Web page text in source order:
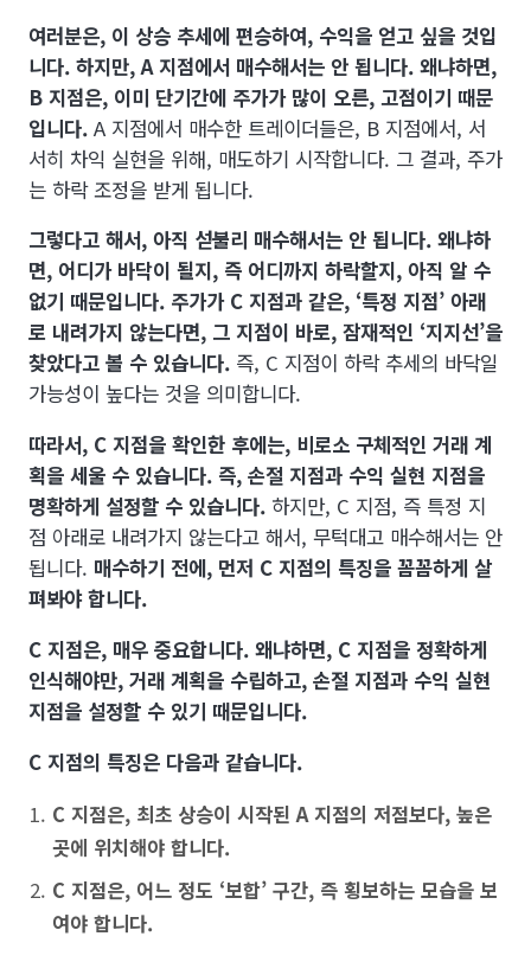
여러분은, 이 상승 추세에 편승하여, 수익을 얻고 싶을 것입
니다. 하지만, A 지점에서 매수해서는 안 됩니다. 왜냐하면,
B 지점은, 이미 단기간에 주가가 많이 오른, 고점이기 때문
입니다. A 지점에서 매수한 트레이더들은, B 지점에서, 서
서히 차익 실현을 위해, 매도하기 시작합니다. 그 결과, 주가
는 하락 조정을 받게 됩니다.
그렇다고 해서, 아직 섣불리 매수해서는 안 됩니다. 왜냐하
면, 어디가 바닥이 될지, 즉 어디까지 하락할지, 아직 알 수
없기 때문입니다. 주가가 C 지점과 같은, ‘특정 지점’ 아래
로 내려가지 않는다면, 그 지점이 바로, 잠재적인 ‘지지선’을
찾았다고 볼 수 있습니다. 즉, C 지점이 하락 추세의 바닥일
가능성이 높다는 것을 의미합니다.
따라서, C 지점을 확인한 후에는, 비로소 구체적인 거래 계
획을 세울 수 있습니다. 즉, 손절 지점과 수익 실현 지점을
명확하게 설정할 수 있습니다. 하지만, C 지점, 즉 특정 지
점 아래로 내려가지 않는다고 해서, 무턱대고 매수해서는 안
됩니다. 매수하기 전에, 먼저 C 지점의 특징을 꼼꼼하게 살
펴봐야 합니다.
C 지점은, 매우 중요합니다. 왜냐하면, C 지점을 정확하게
인식해야만, 거래 계획을 수립하고, 손절 지점과 수익 실현
지점을 설정할 수 있기 때문입니다.
C 지점의 특징은 다음과 같습니다.
C 지점은, 최초 상승이 시작된 A 지점의 저점보다, 높은
곳에 위치해야 합니다.
C 지점은, 어느 정도 ‘보합’ 구간, 즉 횡보하는 모습을 보
여야 합니다.